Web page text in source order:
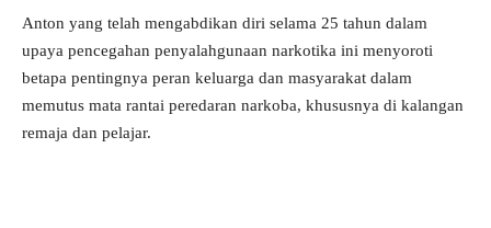
Anton yang telah mengabdikan diri selama 25 tahun dalam
upaya pencegahan penyalahgunaan narkotika ini menyoroti
betapa pentingnya peran keluarga dan masyarakat dalam
memutus mata rantai peredaran narkoba, khususnya di kalangan
remaja dan pelajar.